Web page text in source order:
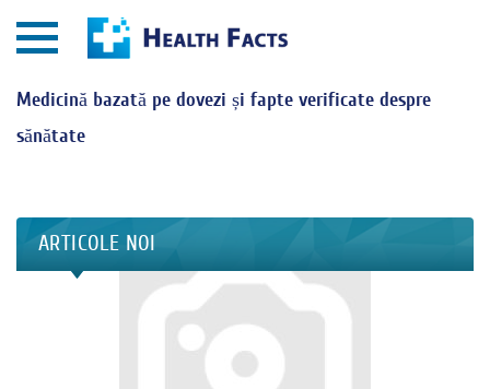
Medicină bazată pe dovezi și fapte verificate despre
sănătate
ARTICOLE NOI